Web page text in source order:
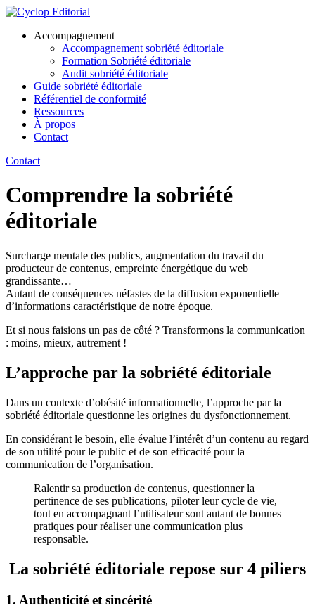
Accompagnement
Accompagnement sobriété éditoriale
Formation Sobriété éditoriale
Audit sobriété éditoriale
Guide sobriété éditoriale
Référentiel de conformité
Ressources
À propos
Contact
Contact
Comprendre la sobriété
éditoriale
Surcharge mentale des publics, augmentation du travail du
producteur de contenus, empreinte énergétique du web
grandissante…
Autant de conséquences néfastes de la diffusion exponentielle
d’informations caractéristique de notre époque.
Et si nous faisions un pas de côté ? Transformons la communication
: moins, mieux, autrement !
L’approche par la sobriété éditoriale
Dans un contexte d’obésité informationnelle, l’approche par la
sobriété éditoriale questionne les origines du dysfonctionnement.
En considérant le besoin, elle évalue l’intérêt d’un contenu au regard
de son utilité pour le public et de son efficacité pour la
communication de l’organisation.
Ralentir sa production de contenus, questionner la
pertinence de ses publications, piloter leur cycle de vie,
tout en accompagnant l’utilisateur sont autant de bonnes
pratiques pour réaliser une communication plus
responsable.
La sobriété éditoriale repose sur 4 piliers
1. Authenticité et sincérité